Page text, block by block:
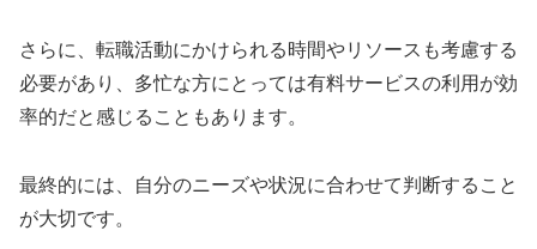
さらに、転職活動にかけられる時間やリソースも考慮する
必要があり、多忙な方にとっては有料サービスの利用が効
率的だと感じることもあります。
最終的には、自分のニーズや状況に合わせて判断すること
が大切です。